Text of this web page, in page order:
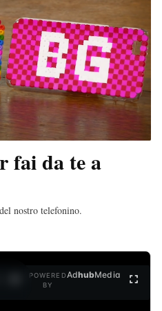
fai da te a
nostro telefonino.
POWERED
BY
AdhubMedia